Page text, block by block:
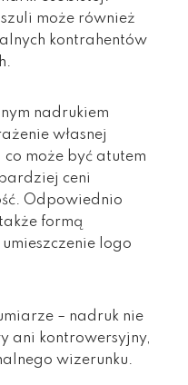
może również
kontrahentów
nadrukiem
własnej
może być atutem
ceni
Odpowiednio
formą
logo
– nadruk nie
ani kontrowersyjny,
wizerunku.